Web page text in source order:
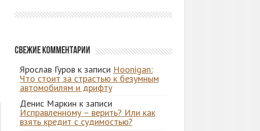
Свежие комментарии
Ярослав Гуровк записи Hoonigan:
Что стоит за страстью к безумным
автомобилям и дрифту
Денис Маркин к записи
Исправленному – верить? Или как
взять кредит с судимостью?